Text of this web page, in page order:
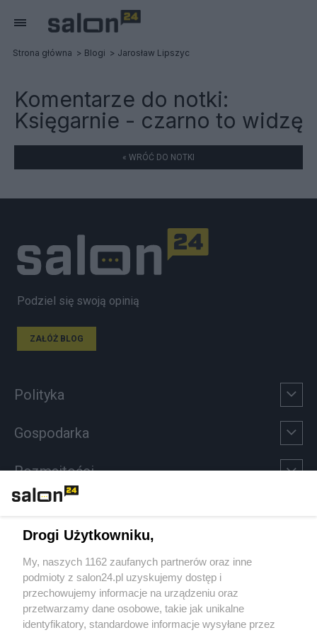
Strona główna Blogi Jarosław Lipszyc
Komentarze do notki:
Księgarnie - czarno to widzę
« WRÓĆ DO NOTKI
Podziel się swoją opinią
ZAŁÓŻ BLOG
Polityka
Gospodarka
Rozmaitości
Sport
Społeczeństwo
Kultura
Drogi Użytkowniku,
My, naszych 1162 zaufanych partnerów oraz inne
podmioty z salon24.pl uzyskujemy dostęp i
przechowujemy informacje na urządzeniu oraz
przetwarzamy dane osobowe, takie jak unikalne
identyfikatory, standardowe informacje wysyłane przez